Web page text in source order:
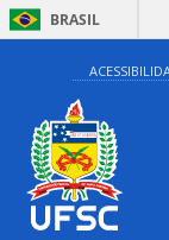
BRASIL